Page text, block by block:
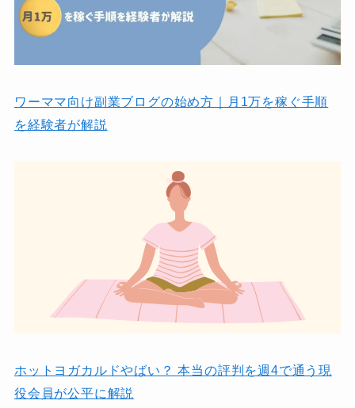
ワーママ向け副業ブログの始め方｜月1万を稼ぐ手順
を経験者が解説
ホットヨガカルドやばい？ 本当の評判を週4で通う現
役会員が公平に解説